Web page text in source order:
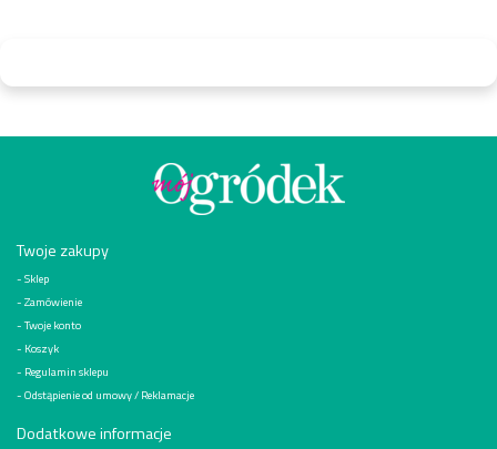
Twoje zakupy
Sklep
Zamówienie
Twoje konto
Koszyk
Regulamin sklepu
Odstąpienie od umowy / Reklamacje
Dodatkowe informacje